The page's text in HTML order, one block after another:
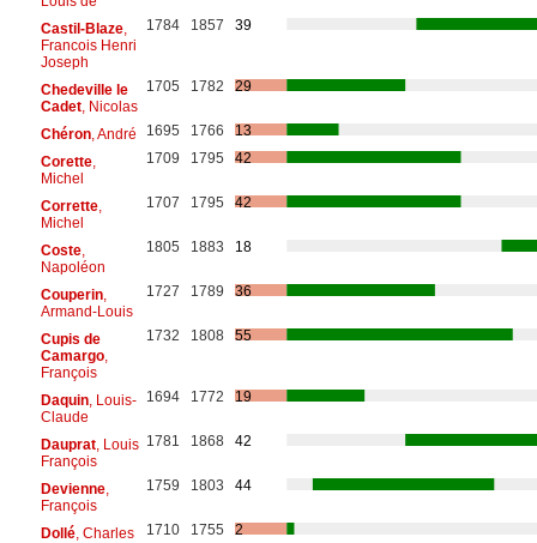
Castil-Blaze,
Francois Henri
Joseph
1784 1857 39
Chedeville le
Cadet, Nicolas
1705 1782 29
Chéron, André 1695 1766
13
Corette,
Michel
1709 1795 42
Corrette,
Michel
1707 1795 42
Coste,
Napoléon
1805 1883 18
Couperin,
Armand-Louis
1727 1789 36
Cupis de
Camargo,
François
1732 1808 55
Daquin, Louis-
Claude
1694 1772 19
Dauprat, Louis
François
1781 1868 42
Devienne,
François
1759 1803 44
Dollé, Charles 1710 1755
2